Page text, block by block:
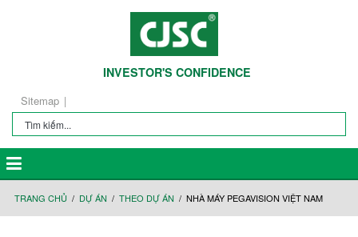
INVESTOR'S CONFIDENCE
Sitemap
TRANG CHỦ DỰ ÁN THEO DỰ ÁN NHÀ MÁY PEGAVISION VIỆT NAM️